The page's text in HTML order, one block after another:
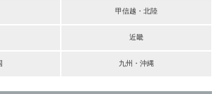
甲信越・北陸
近畿
九州・沖縄